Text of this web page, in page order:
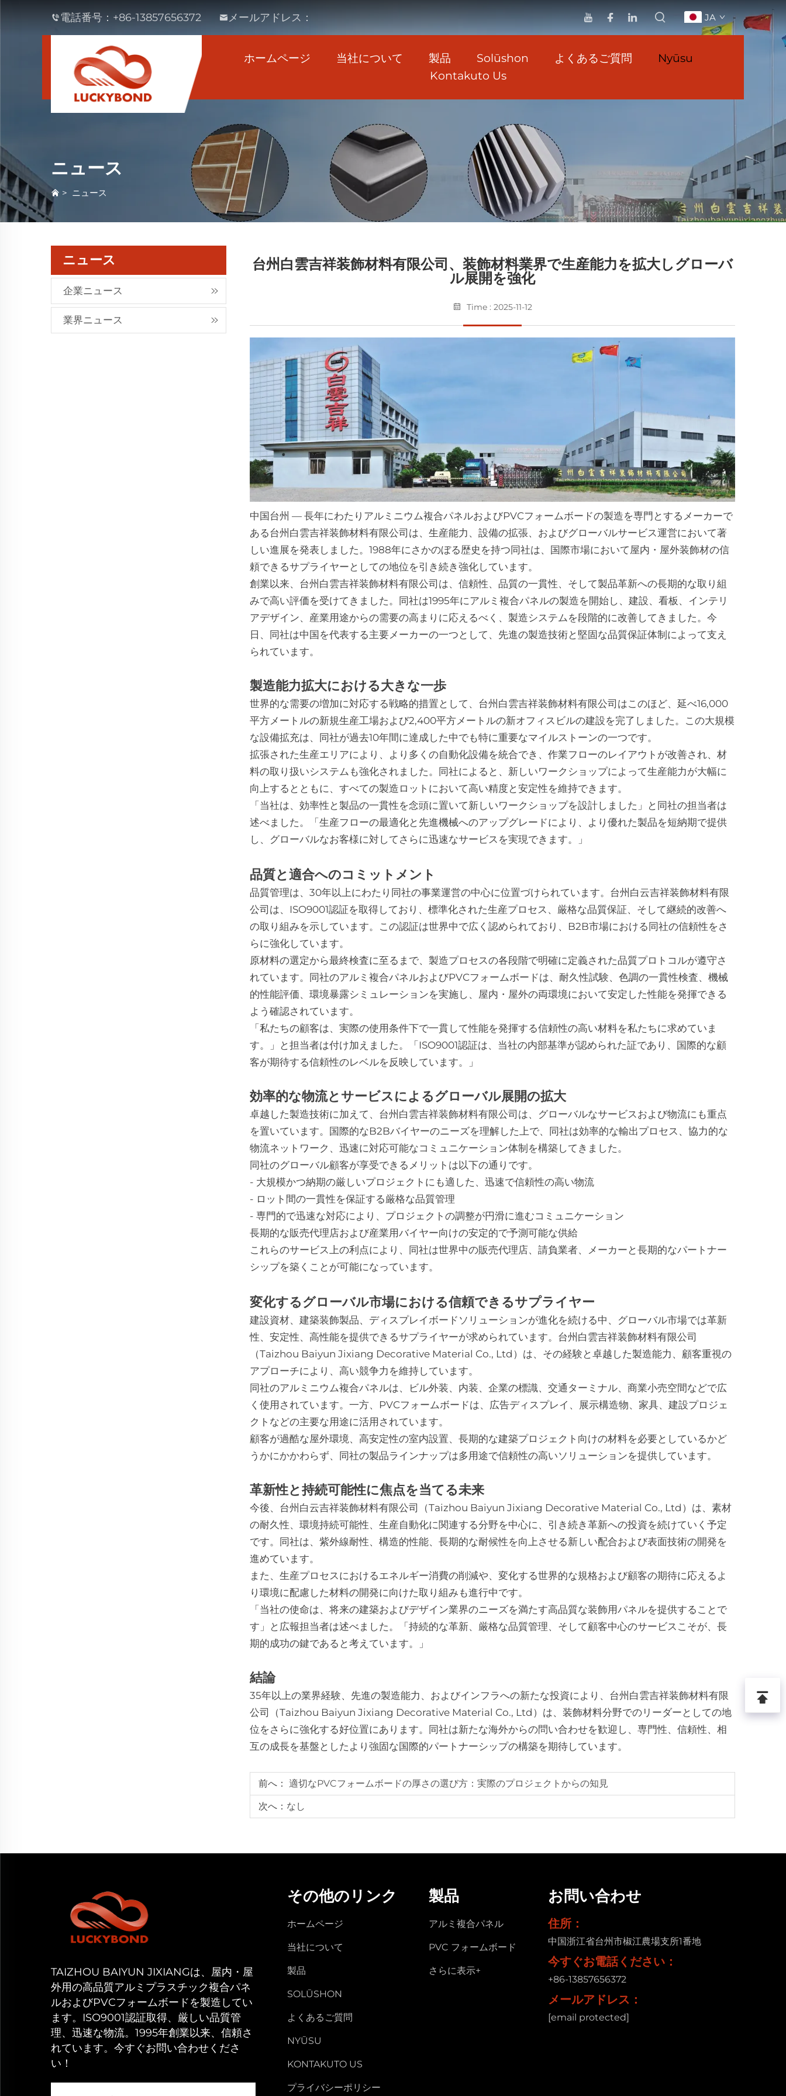
電話番号： +86-13857656372 メールアドレス： JA
ホームページ 当社について 製品 Solūshon よくあるご質問
Nyūsu
Kontakuto Us
ニュース
> ニュース
ニュース
企業ニュース
業界ニュース
台州白雲吉祥装飾材料有限公司、装飾材料業界で生産能力を拡大しグローバ
ル展開を強化
Time : 2025-11-12
中国台州 — 長年にわたりアルミニウム複合パネルおよびPVCフォームボードの製造を専門とするメーカーで
ある台州白雲吉祥装飾材料有限公司は、生産能力、設備の拡張、およびグローバルサービス運営において著
しい進展を発表しました。1988年にさかのぼる歴史を持つ同社は、国際市場において屋内・屋外装飾材の信
頼できるサプライヤーとしての地位を引き続き強化しています。
創業以来、台州白雲吉祥装飾材料有限公司は、信頼性、品質の一貫性、そして製品革新への長期的な取り組
みで高い評価を受けてきました。同社は1995年にアルミ複合パネルの製造を開始し、建設、看板、インテリ
アデザイン、産業用途からの需要の高まりに応えるべく、製造システムを段階的に改善してきました。今
日、同社は中国を代表する主要メーカーの一つとして、先進の製造技術と堅固な品質保証体制によって支え
られています。
製造能力拡大における大きな一歩
世界的な需要の増加に対応する戦略的措置として、台州白雲吉祥装飾材料有限公司はこのほど、延べ16,000
平方メートルの新規生産工場および2,400平方メートルの新オフィスビルの建設を完了しました。この大規模
な設備拡充は、同社が過去10年間に達成した中でも特に重要なマイルストーンの一つです。
拡張された生産エリアにより、より多くの自動化設備を統合でき、作業フローのレイアウトが改善され、材
料の取り扱いシステムも強化されました。同社によると、新しいワークショップによって生産能力が大幅に
向上するとともに、すべての製造ロットにおいて高い精度と安定性を維持できます。
「当社は、効率性と製品の一貫性を念頭に置いて新しいワークショップを設計しました」と同社の担当者は
述べました。「生産フローの最適化と先進機械へのアップグレードにより、より優れた製品を短納期で提供
し、グローバルなお客様に対してさらに迅速なサービスを実現できます。」
品質と適合へのコミットメント
品質管理は、30年以上にわたり同社の事業運営の中心に位置づけられています。台州白云吉祥装飾材料有限
公司は、ISO9001認証を取得しており、標準化された生産プロセス、厳格な品質保証、そして継続的改善へ
の取り組みを示しています。この認証は世界中で広く認められており、B2B市場における同社の信頼性をさ
らに強化しています。
原材料の選定から最終検査に至るまで、製造プロセスの各段階で明確に定義された品質プロトコルが遵守さ
れています。同社のアルミ複合パネルおよびPVCフォームボードは、耐久性試験、色調の一貫性検査、機械
的性能評価、環境暴露シミュレーションを実施し、屋内・屋外の両環境において安定した性能を発揮できる
よう確認されています。
「私たちの顧客は、実際の使用条件下で一貫して性能を発揮する信頼性の高い材料を私たちに求めていま
す。」と担当者は付け加えました。「ISO9001認証は、当社の内部基準が認められた証であり、国際的な顧
客が期待する信頼性のレベルを反映しています。」
効率的な物流とサービスによるグローバル展開の拡大
卓越した製造技術に加えて、台州白雲吉祥装飾材料有限公司は、グローバルなサービスおよび物流にも重点
を置いています。国際的なB2Bバイヤーのニーズを理解した上で、同社は効率的な輸出プロセス、協力的な
物流ネットワーク、迅速に対応可能なコミュニケーション体制を構築してきました。
同社のグローバル顧客が享受できるメリットは以下の通りです。
- 大規模かつ納期の厳しいプロジェクトにも適した、迅速で信頼性の高い物流
- ロット間の一貫性を保証する厳格な品質管理
- 専門的で迅速な対応により、プロジェクトの調整が円滑に進むコミュニケーション
長期的な販売代理店および産業用バイヤー向けの安定的で予測可能な供給
これらのサービス上の利点により、同社は世界中の販売代理店、請負業者、メーカーと長期的なパートナー
シップを築くことが可能になっています。
変化するグローバル市場における信頼できるサプライヤー
建設資材、建築装飾製品、ディスプレイボードソリューションが進化を続ける中、グローバル市場では革新
性、安定性、高性能を提供できるサプライヤーが求められています。台州白雲吉祥装飾材料有限公司
（Taizhou Baiyun Jixiang Decorative Material Co., Ltd）は、その経験と卓越した製造能力、顧客重視の
アプローチにより、高い競争力を維持しています。
同社のアルミニウム複合パネルは、ビル外装、内装、企業の標識、交通ターミナル、商業小売空間などで広
く使用されています。一方、PVCフォームボードは、広告ディスプレイ、展示構造物、家具、建設プロジェ
クトなどの主要な用途に活用されています。
顧客が過酷な屋外環境、高安定性の室内設置、長期的な建築プロジェクト向けの材料を必要としているかど
うかにかかわらず、同社の製品ラインナップは多用途で信頼性の高いソリューションを提供しています。
革新性と持続可能性に焦点を当てる未来
今後、台州白云吉祥装飾材料有限公司（Taizhou Baiyun Jixiang Decorative Material Co., Ltd）は、素材
の耐久性、環境持続可能性、生産自動化に関連する分野を中心に、引き続き革新への投資を続けていく予定
です。同社は、紫外線耐性、構造的性能、長期的な耐候性を向上させる新しい配合および表面技術の開発を
進めています。
また、生産プロセスにおけるエネルギー消費の削減や、変化する世界的な規格および顧客の期待に応えるよ
り環境に配慮した材料の開発に向けた取り組みも進行中です。
「当社の使命は、将来の建築およびデザイン業界のニーズを満たす高品質な装飾用パネルを提供することで
す」と広報担当者は述べました。「持続的な革新、厳格な品質管理、そして顧客中心のサービスこそが、長
期的成功の鍵であると考えています。」
結論
35年以上の業界経験、先進の製造能力、およびインフラへの新たな投資により、台州白雲吉祥装飾材料有限
公司（Taizhou Baiyun Jixiang Decorative Material Co., Ltd）は、装飾材料分野でのリーダーとしての地
位をさらに強化する好位置にあります。同社は新たな海外からの問い合わせを歓迎し、専門性、信頼性、相
互の成長を基盤としたより強固な国際的パートナーシップの構築を期待しています。
前へ： 適切なPVCフォームボードの厚さの選び方：実際のプロジェクトからの知見
次へ： なし
TAIZHOU BAIYUN JIXIANGは、屋内・屋
外用の高品質アルミプラスチック複合パネ
ルおよびPVCフォームボードを製造してい
ます。ISO9001認証取得、厳しい品質管
理、迅速な物流。1995年創業以来、信頼さ
れています。今すぐお問い合わせくださ
い！
その他のリンク
ホームページ
当社について
製品
SOLŪSHON
よくあるご質問
NYŪSU
KONTAKUTO US
プライバシーポリシー
製品
アルミ複合パネル
PVC フォームボード
さらに表示+
お問い合わせ
住所：
中国浙江省台州市椒江農場支所1番地
今すぐお電話ください：
+86-13857656372
メールアドレス：
[email protected]